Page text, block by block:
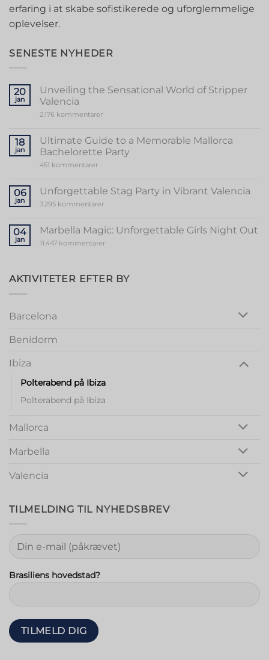
erfaring i at skabe sofistikerede og uforglemmelige
oplevelser.
SENESTE NYHEDER
20
jan
Unveiling the Sensational World of Stripper
Valencia
2.176 kommentarertil
Sensational
World
of
18
jan
Ultimate Guide to a Memorable Mallorca
Bachelorette Party
451 kommentarertil
to
a
Memorable
Party
06
jan
Unforgettable Stag Party in Vibrant Valencia
3.295 kommentarertil
Party
in
Vibrant
04
jan
Marbella Magic: Unforgettable Girls Night Out
11.447 kommentarertil
Girls
Night
AKTIVITETER EFTER BY
Barcelona
Benidorm
Ibiza
Polterabend på Ibiza
Polterabend på Ibiza
Mallorca
Marbella
Valencia
TILMELDING TIL NYHEDSBREV
Brasiliens hovedstad?